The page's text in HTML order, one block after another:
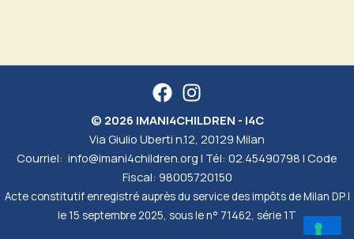
© 2026 IMANI4CHILDREN - I4C
Via Giulio Uberti n.12, 20129 Milan
Courriel: info@imani4children.org | Tél: 02.45490798 | Code
Fiscal: 98005720150
Acte constitutif enregistré auprès du service des impôts de Milan DP I
le 15 septembre 2025, sous le n° 71462, série 1T